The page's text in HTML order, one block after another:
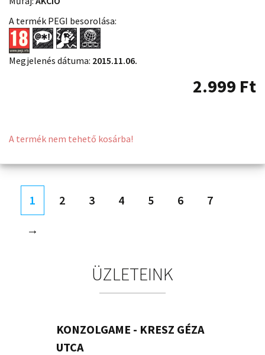
A termék PEGI besorolása:
Megjelenés dátuma: 2015.11.06.
2.999 Ft
A termék nem tehető kosárba!
1 2 3 4 5 6
7
→
ÜZLETEINK
KONZOLGAME - KRESZ GÉZA
UTCA